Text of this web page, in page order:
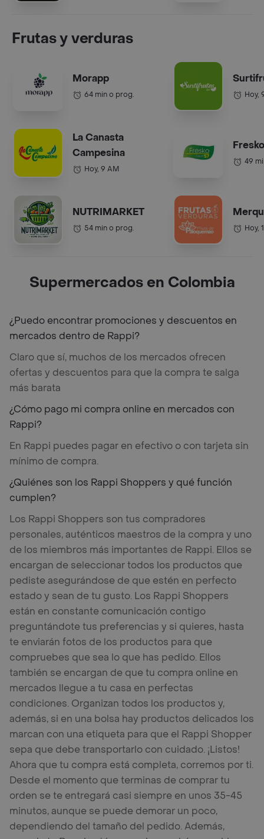
Frutas y verduras
Morapp
64 min o prog.
La Canasta
Campesina
Hoy, 9 AM
NUTRIMARKET
54 min o prog.
Hoy,
49
Hoy,
Supermercados en Colombia
¿Puedo encontrar promociones y descuentos en
mercados dentro de Rappi?
Claro que sí, muchos de los mercados ofrecen
ofertas y descuentos para que la compra te salga
más barata
¿Cómo pago mi compra online en mercados con
Rappi?
En Rappi puedes pagar en efectivo o con tarjeta sin
mínimo de compra.
¿Quiénes son los Rappi Shoppers y qué función
cumplen?
Los Rappi Shoppers son tus compradores
personales, auténticos maestros de la compra y uno
de los miembros más importantes de Rappi. Ellos se
encargan de seleccionar todos los productos que
pediste asegurándose de que estén en perfecto
estado y sean de tu gusto. Los Rappi Shoppers
están en constante comunicación contigo
preguntándote tus preferencias y si quieres, hasta
te enviarán fotos de los productos para que
compruebes que sea lo que has pedido. Ellos
también se encargan de que tu compra online en
mercados llegue a tu casa en perfectas
condiciones. Organizan todos los productos y,
además, si en una bolsa hay productos delicados los
marcan con una etiqueta para que el Rappi Shopper
sepa que debe transportarlo con cuidado. ¡Listos!
Ahora que tu compra está completa, corremos por ti.
Desde el momento que terminas de comprar tu
orden se te entregará casi siempre en unos 35-45
minutos, aunque se puede demorar un poco,
dependiendo del tamaño del pedido. Además,